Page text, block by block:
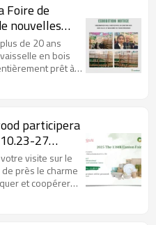
Foire de
nouvelles
en bois
de 20 ans
en bois
prêt à
et des
l'industrie de la
participera
27
visite sur le
près le charme
et coopérer
et explorer